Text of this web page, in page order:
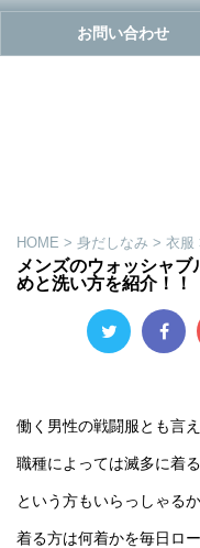
お問い合わせ
HOME > 身だしなみ > 衣服
メンズのウォッシャ
めと洗い方を紹介！！
働く男性の戦闘服とも言
職種によっては滅多に着
という方もいらっしゃる
着る方は何着かを毎日ロ